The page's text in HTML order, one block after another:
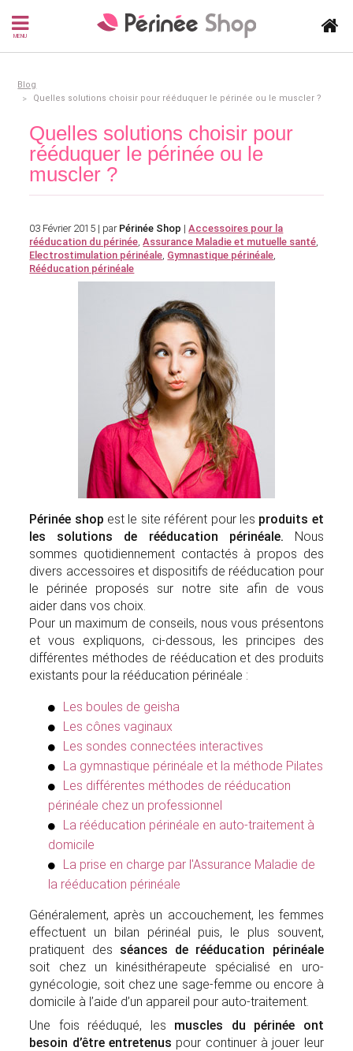
MENU
Blog
Quelles solutions choisir pour rééduquer le périnée ou le muscler ?
Quelles solutions choisir pour
rééduquer le périnée ou le
muscler ?
03 Février 2015 | par Périnée Shop |Accessoires pour la
rééducation du périnée ,Assurance Maladie et mutuelle santé
Electrostimulation périnéale Gymnastique périnéale
Rééducation périnéale
Périnée shop est le site référent pour les produits et
les solutions de rééducation périnéale. Nous
sommes quotidiennement contactés à propos des
divers accessoires et dispositifs de rééducation pour
le périnée proposés sur notre site afin de vous
aider dans vos choix.
Pour un maximum de conseils, nous vous présentons
et vous expliquons, ci-dessous, les principes des
différentes méthodes de rééducation et des produits
existants pour la rééducation périnéale :
Les boules de geisha
Les cônes vaginaux
Les sondes connectées interactives
La gymnastique périnéale et la méthode Pilates
Les différentes méthodes de rééducation
périnéale chez un professionnel
La rééducation périnéale en auto-traitement à
domicile
La prise en charge par l'Assurance Maladie de
la rééducation périnéale
Généralement, après un accouchement, les femmes
effectuent un bilan périnéal puis, le plus souvent,
pratiquent des séances de rééducation périnéale
soit chez un kinésithérapeute spécialisé en uro-
gynécologie, soit chez une sage-femme ou encore à
domicile à l’aide d’un appareil pour auto-traitement.
Une fois rééduqué, les muscles du périnée ont
besoin d’être entretenus pour continuer à jouer leur